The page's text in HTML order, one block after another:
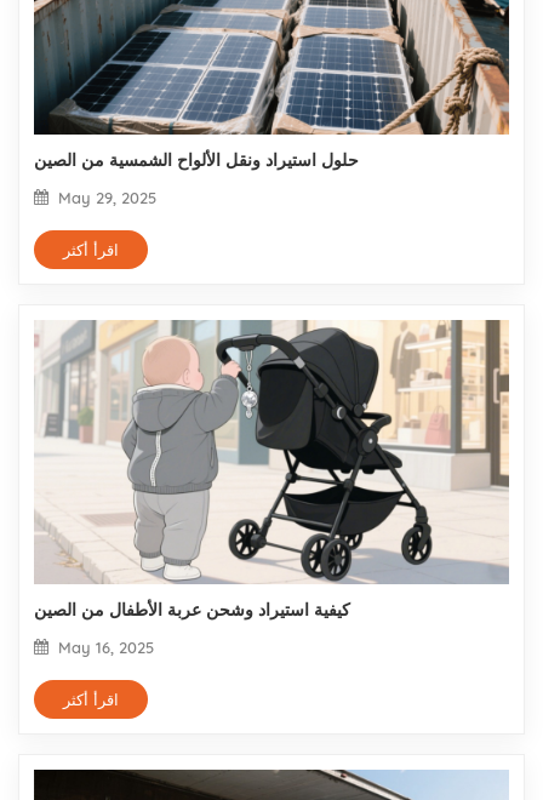
حلول استيراد ونقل الألواح الشمسية من الصين
May 29, 2025
اقرأ أكثر
كيفية استيراد وشحن عربة الأطفال من الصين
May 16, 2025
اقرأ أكثر